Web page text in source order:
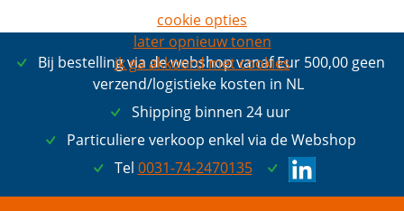
Bij bestelling via de webshop vanaf Eur 500,00 geen
verzend/logistieke kosten in NL
Shipping binnen 24 uur
Particuliere verkoop enkel via de Webshop
Tel 0031-74-2470135
cookie opties
later opnieuw tonen
ik ga akkoord met cookies